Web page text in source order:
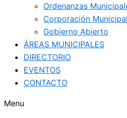
Ordenanzas
Corporación
Gobierno Abierto
ÁREAS MUNICIPALES
DIRECTORIO
EVENTOS
CONTACTO
Menu